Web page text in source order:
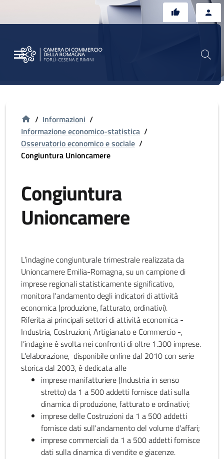
/ Informazioni /
Informazione economico-statistica /
Osservatorio economico e sociale /
Congiuntura Unioncamere
Congiuntura
Unioncamere
L’indagine congiunturale trimestrale realizzata da
Unioncamere Emilia-Romagna, su un campione di
imprese regionali statisticamente significativo,
monitora l'andamento degli indicatori di attività
economica (produzione, fatturato, ordinativi).
Riferita ai principali settori di attività economica -
Industria, Costruzioni, Artigianato e Commercio -,
l’indagine è svolta nei confronti di oltre 1.300 imprese.
L'elaborazione, disponibile online dal 2010 con serie
storica dal 2003, è dedicata alle
imprese manifatturiere (Industria in senso
stretto) da 1 a 500 addetti fornisce dati sulla
dinamica di produzione, fatturato e ordinativi;
imprese delle Costruzioni da 1 a 500 addetti
fornisce dati sull'andamento del volume d'affari;
imprese commerciali da 1 a 500 addetti fornisce
dati sulla dinamica di vendite e giacenze.